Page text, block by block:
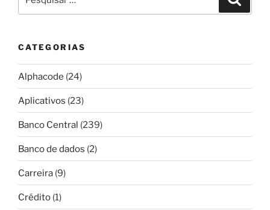
por:
CATEGORIAS
Alphacode (24)
Aplicativos (23)
Banco Central (239)
Banco de dados (2)
Carreira (9)
Crédito (1)